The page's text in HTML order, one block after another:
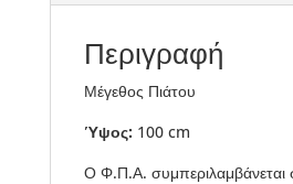
Περιγραφή
Μέγεθος Πιάτου
Ύψος: 100 cm
Ο Φ.Π.Α. συμπεριλαμβάνεται